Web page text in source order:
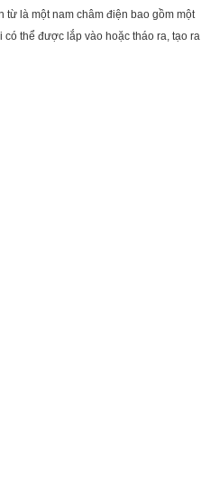
là một nam châm điện bao gồm một
thể được lắp vào hoặc tháo ra, tạo ra